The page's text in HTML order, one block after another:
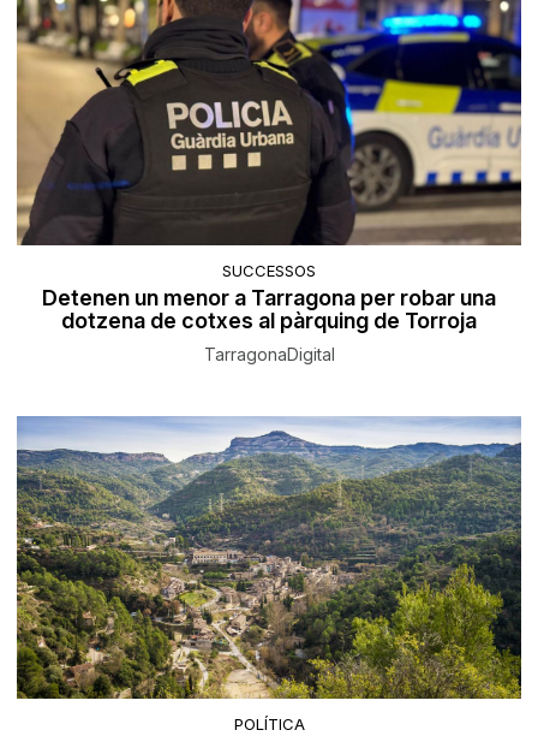
SUCCESSOS
Detenen un menor a Tarragona per robar una
dotzena de cotxes al pàrquing de Torroja
TarragonaDigital
POLÍTICA